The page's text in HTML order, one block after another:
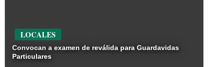
LOCALES
Convocan a examen de reválida para Guardavidas
Particulares